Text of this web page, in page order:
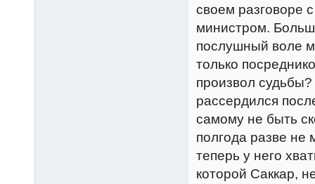
своем разговоре
министром.
послушный воле
только
произвол
рассердился
самому не быть
полгода разве не
теперь у него
которой Саккар,